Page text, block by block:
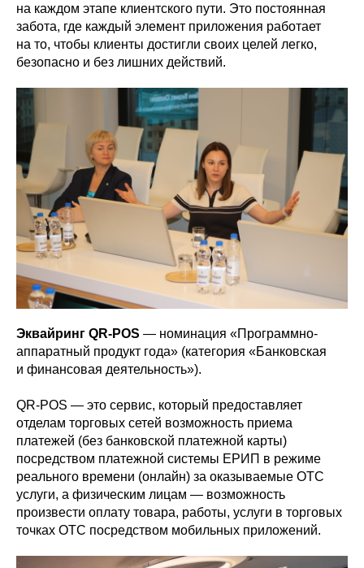
на каждом этапе клиентского пути. Это постоянная
забота, где каждый элемент приложения работает
на то, чтобы клиенты достигли своих целей легко,
безопасно и без лишних действий.
Эквайринг QR-POS — номинация «Программно-
аппаратный продукт года» (категория «Банковская
и финансовая деятельность»).
QR-POS — это сервис, который предоставляет
отделам торговых сетей возможность приема
платежей (без банковской платежной карты)
посредством платежной системы ЕРИП в режиме
реального времени (онлайн) за оказываемые ОТС
услуги, а физическим лицам — возможность
произвести оплату товара, работы, услуги в торговых
точках ОТС посредством мобильных приложений.